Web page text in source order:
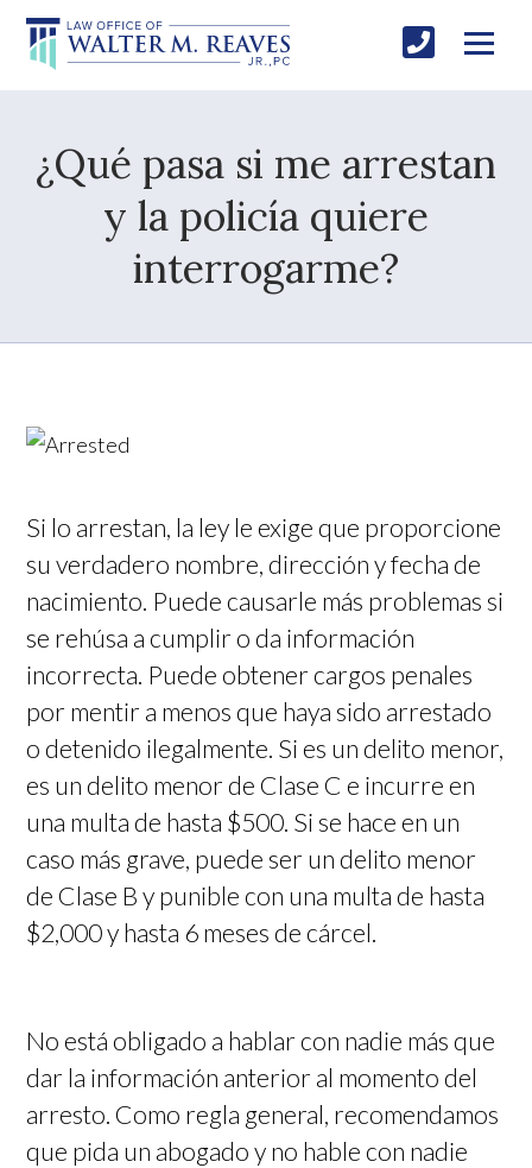
¿Qué pasa si me arrestan
y la policía quiere
interrogarme?
Si lo arrestan, la ley le exige que proporcione
su verdadero nombre, dirección y fecha de
nacimiento. Puede causarle más problemas si
se rehúsa a cumplir o da información
incorrecta. Puede obtener cargos penales
por mentir a menos que haya sido arrestado
o detenido ilegalmente. Si es un delito menor,
es un delito menor de Clase C e incurre en
una multa de hasta $500. Si se hace en un
caso más grave, puede ser un delito menor
de Clase B y punible con una multa de hasta
$2,000 y hasta 6 meses de cárcel.
No está obligado a hablar con nadie más que
dar la información anterior al momento del
arresto. Como regla general, recomendamos
que pida un abogado y no hable con nadie